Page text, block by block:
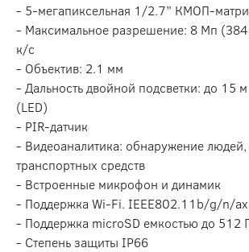
- 5-мегапиксельная 1/2.7” КМОП-
- Максимальное разрешение: 8 Мп
к/с
- Объектив: 2.1 мм
- Дальность двойной подсветки: до 15
(LED)
- PIR-датчик
- Видеоаналитика: обнаружение
транспортных средств
- Встроенные микрофон и динамик
- Поддержка Wi-Fi. IEEE802.11b/g/n/
- Поддержка microSD емкостью до 512
- Степень защиты IP66